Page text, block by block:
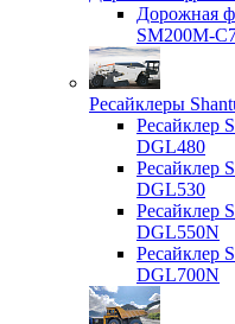
Дорожная
SM200M-
Ресайклеры
Ресайклер
DGL480
Ресайклер
DGL530
Ресайклер
DGL550N
Ресайклер
DGL700N